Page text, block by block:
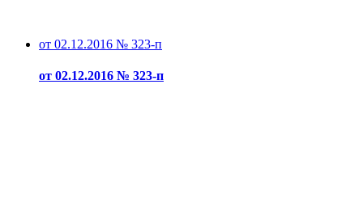
от 02.12.2016 № 323-п
от 02.12.2016 № 323-п